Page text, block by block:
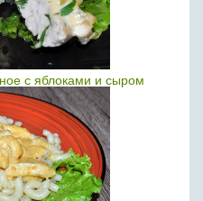
с яблоками и сыром